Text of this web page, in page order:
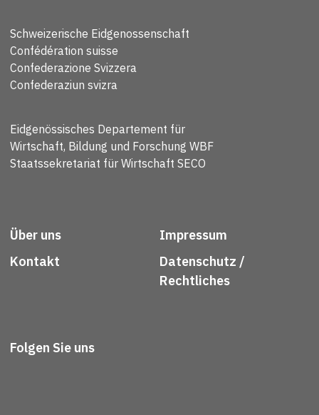
Schweizerische Eidgenossenschaft
Confédération suisse
Confederazione Svizzera
Confederaziun svizra
Eidgenössisches Departement für
Wirtschaft, Bildung und Forschung WBF
Staatssekretariat für Wirtschaft SECO
Über uns
Kontakt
Impressum
Datenschutz /
Rechtliches
Folgen Sie uns